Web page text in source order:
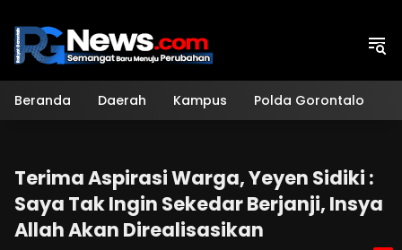
konten
Beranda Daerah Kampus Polda Gorontalo
Terima Aspirasi Warga, Yeyen Sidiki :
Saya Tak Ingin Sekedar Berjanji, Insya
Allah Akan Direalisasikan